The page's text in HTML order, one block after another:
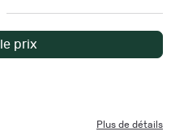
prix
Plus de détails